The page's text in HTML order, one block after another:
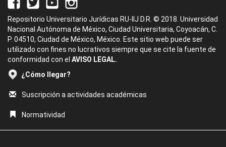
Repositorio Universitario Jurídicas RU-IIJ D.R. © 2018. Universidad
Nacional Autónoma de México, Ciudad Universitaria, Coyoacán, C.
P. 04510, Ciudad de México, México. Este sitio web puede ser
utilizado con fines no lucrativos siempre que se cite la fuente de
conformidad con el AVISO LEGAL.
¿Cómo llegar?
Suscripción a actividades académicas
Normatividad